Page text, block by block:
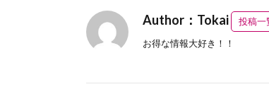
Author：Tokai
投稿一
お得な情報大好き！！